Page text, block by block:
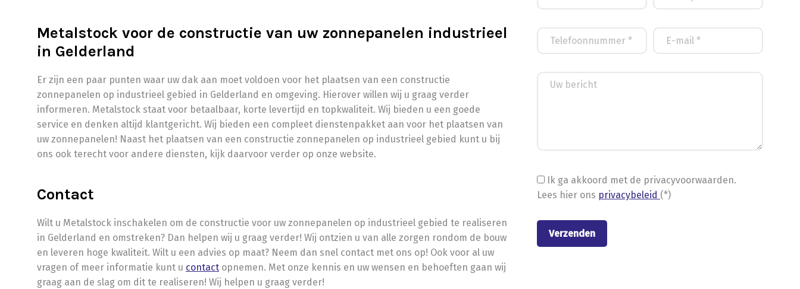
Metalstock voor de constructie van uw zonnepanelen industrieel
in Gelderland
Er zijn een paar punten waar uw dak aan moet voldoen voor het plaatsen van een constructie
zonnepanelen op industrieel gebied in Gelderland en omgeving. Hierover willen wij u graag verder
informeren. Metalstock staat voor betaalbaar, korte levertijd en topkwaliteit. Wij bieden u een goede
service en denken altijd klantgericht. Wij bieden een compleet dienstenpakket aan voor het plaatsen van
uw zonnepanelen! Naast het plaatsen van een constructie zonnepanelen op industrieel gebied kunt u bij
ons ook terecht voor andere diensten, kijk daarvoor verder op onze website.
Contact
Wilt u Metalstock inschakelen om de constructie voor uw zonnepanelen op industrieel gebied te realiseren
in Gelderland en omstreken? Dan helpen wij u graag verder! Wij ontzien u van alle zorgen rondom de bouw
en leveren hoge kwaliteit. Wilt u een advies op maat? Neem dan snel contact met ons op! Ook voor al uw
vragen of meer informatie kunt u contact opnemen. Met onze kennis en uw wensen en behoeften gaan wij
graag aan de slag om dit te realiseren! Wij helpen u graag verder!
Ik ga akkoord met de privacyvoorwaarden.
Lees hier ons privacybeleid (*)